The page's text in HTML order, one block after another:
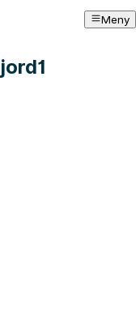
Meny